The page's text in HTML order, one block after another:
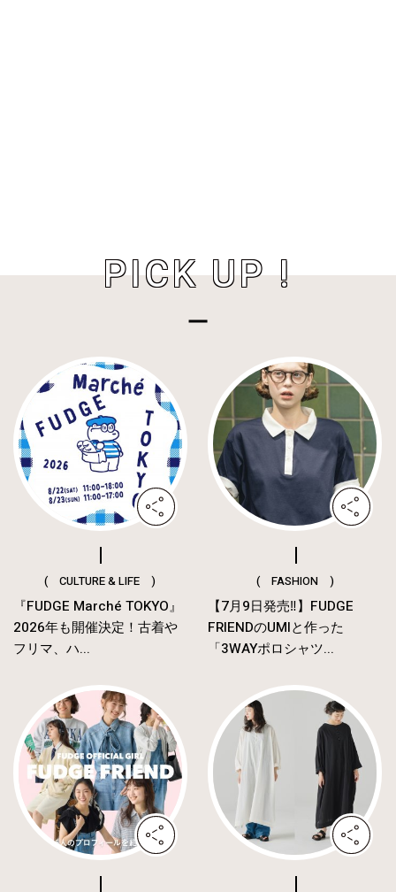
PICK UP !
( CULTURE & LIFE )
『FUDGE Marché TOKYO』
2026年も開催決定！古着や
フリマ、ハ...
( FASHION )
【7月9日発売‼︎】FUDGE
FRIENDのUMIと作った
「3WAYポロシャツ...